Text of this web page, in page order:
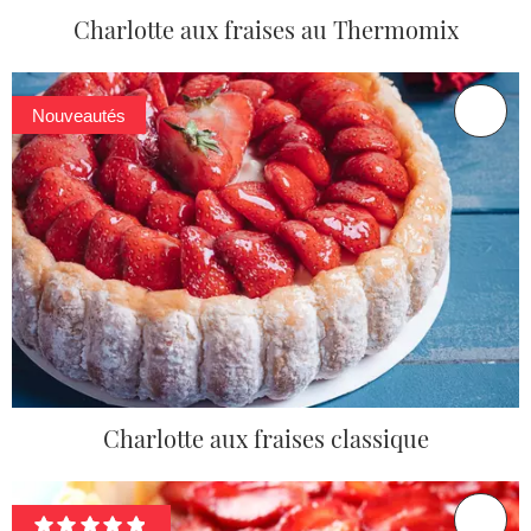
Charlotte aux fraises au Thermomix
Nouveautés
Charlotte aux fraises classique